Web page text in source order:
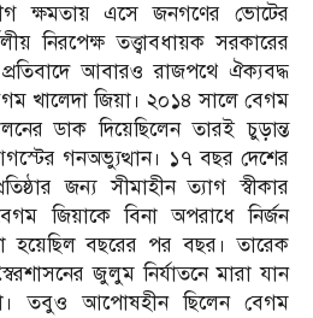
ক্ষমতায় এসে জনগণের ভোটের
নিরপেক্ষ তত্ত্বাবধায়ক সরকারের
আবারও রাজপথে ঐক্যবদ্ধ
খালেদা জিয়া। ২০১৪ সালে বেগম
ডাক দিয়েছিলেন তারই চুড়ান্ত
গনঅভ্যুত্থান। ১৭ বছর দেশের
জন্য সীমাহীন ত্যাগ স্বীকার
জিয়াকে বিনা অপরাধে নির্জন
হয়েছিল বছরের পর বছর। তারেক
জুলুম নির্যাতনে মারা যান
তবুও আপোষহীন ছিলেন বেগম